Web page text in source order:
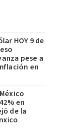
HOY 9 de
pese a
en
en
de la